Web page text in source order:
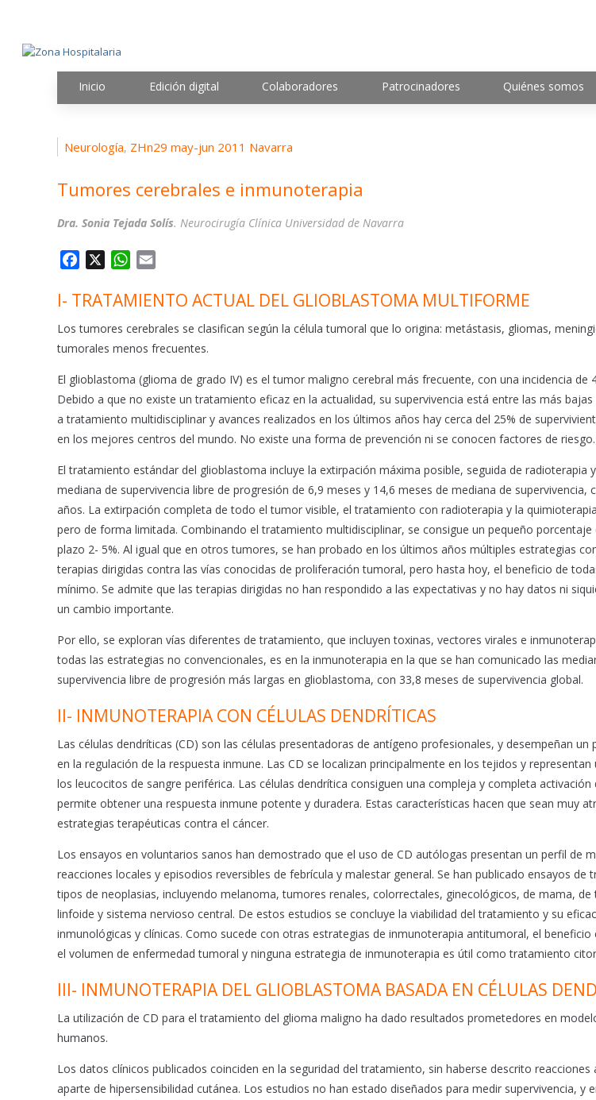
Inicio Edición digital Colaboradores Patrocinadores Quiénes somos
Neurología, ZHn29 may-jun 2011 Navarra
Tumores cerebrales e inmunoterapia
Dra. Sonia Tejada Solís. Neurocirugía Clínica Universidad de Navarra
c
b
o
o
k
W
a
s
A
p
p
a
l
I- TRATAMIENTO ACTUAL DEL GLIOBLASTOMA MULTIFORME
Los tumores cerebrales se clasifican según la célula tumoral que lo origina: metástasis, gliomas,
tumorales menos frecuentes.
El glioblastoma (glioma de grado IV) es el tumor maligno cerebral más frecuente, con una incidencia de
Debido a que no existe un tratamiento eficaz en la actualidad, su supervivencia está entre las más
a tratamiento multidisciplinar y avances realizados en los últimos años hay cerca del 25% de
en los mejores centros del mundo. No existe una forma de prevención ni se conocen factores de riesgo.
El tratamiento estándar del glioblastoma incluye la extirpación máxima posible, seguida de radioterapia
mediana de supervivencia libre de progresión de 6,9 meses y 14,6 meses de mediana de supervivencia,
años. La extirpación completa de todo el tumor visible, el tratamiento con radioterapia y la
pero de forma limitada. Combinando el tratamiento multidisciplinar, se consigue un pequeño porcentaje
plazo 2- 5%. Al igual que en otros tumores, se han probado en los últimos años múltiples estrategias
terapias dirigidas contra las vías conocidas de proliferación tumoral, pero hasta hoy, el beneficio de
mínimo. Se admite que las terapias dirigidas no han respondido a las expectativas y no hay datos ni
un cambio importante.
Por ello, se exploran vías diferentes de tratamiento, que incluyen toxinas, vectores virales e
todas las estrategias no convencionales, es en la inmunoterapia en la que se han comunicado las
supervivencia libre de progresión más largas en glioblastoma, con 33,8 meses de supervivencia global.
II- INMUNOTERAPIA CON CÉLULAS DENDRÍTICAS
Las células dendríticas (CD) son las células presentadoras de antígeno profesionales, y desempeñan un
en la regulación de la respuesta inmune. Las CD se localizan principalmente en los tejidos y
los leucocitos de sangre periférica. Las células dendrítica consiguen una compleja y completa activación
permite obtener una respuesta inmune potente y duradera. Estas características hacen que sean muy
estrategias terapéuticas contra el cáncer.
Los ensayos en voluntarios sanos han demostrado que el uso de CD autólogas presentan un perfil de
reacciones locales y episodios reversibles de febrícula y malestar general. Se han publicado ensayos de
tipos de neoplasias, incluyendo melanoma, tumores renales, colorrectales, ginecológicos, de mama,
linfoide y sistema nervioso central. De estos estudios se concluye la viabilidad del tratamiento y su
inmunológicas y clínicas. Como sucede con otras estrategias de inmunoterapia antitumoral, el
el volumen de enfermedad tumoral y ninguna estrategia de inmunoterapia es útil como tratamiento
III- INMUNOTERAPIA DEL GLIOBLASTOMA BASADA EN CÉLULAS
La utilización de CD para el tratamiento del glioma maligno ha dado resultados prometedores en
humanos.
Los datos clínicos publicados coinciden en la seguridad del tratamiento, sin haberse descrito
aparte de hipersensibilidad cutánea. Los estudios no han estado diseñados para medir supervivencia, y